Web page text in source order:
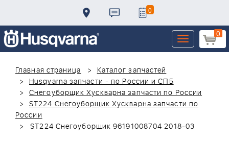
0
0
Toggle
navigation
Главная страница
Каталог запчастей
Husqvarna запчасти - по России и СПБ
Снегоуборщик Хускварна запчасти по России
ST224 Снегоуборщик Хускварна запчасти по
России
ST224 Снегоуборщик 96191008704 2018-03